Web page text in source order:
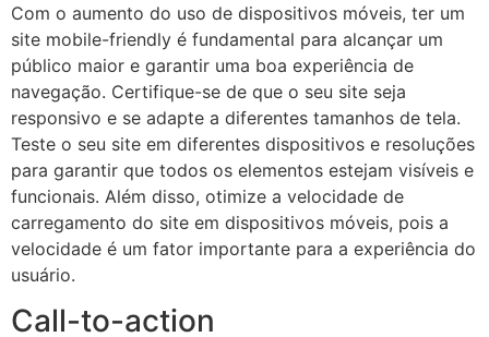
Com o aumento do uso de dispositivos móveis, ter um
site mobile-friendly é fundamental para alcançar um
público maior e garantir uma boa experiência de
navegação. Certifique-se de que o seu site seja
responsivo e se adapte a diferentes tamanhos de tela.
Teste o seu site em diferentes dispositivos e resoluções
para garantir que todos os elementos estejam visíveis e
funcionais. Além disso, otimize a velocidade de
carregamento do site em dispositivos móveis, pois a
velocidade é um fator importante para a experiência do
usuário.
Call-to-action